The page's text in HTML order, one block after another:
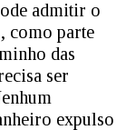
admitir o
como parte
das
ser
expulso